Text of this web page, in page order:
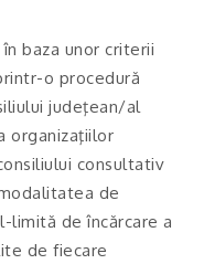
baza unor criterii
o procedură
judeţean/al
organizaţiilor
consultativ
de
limită de încărcare a
de fiecare